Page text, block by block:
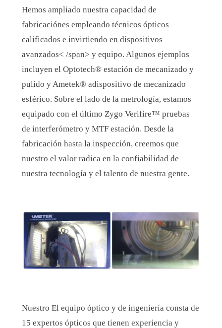
Hemos ampliado nuestra capacidad de
fabricaciónes empleandotécnicos ópticos
calificadose invirtiendo en dispositivos
avanzados< /span> y equipo. Algunos ejemplos
incluyen el Optotech® estación de mecanizado y
pulido y Ametek®adispositivo de mecanizado
esférico. Sobre el lado de la metrología, estamos
equipado con el último ZygoVerifire™ pruebas
de interferómetro y MTF estación. Desde la
fabricación hasta la inspección, creemosque
nuestro el valor radica en la confiabilidad de
nuestra tecnología y el talento de nuestra gente.
Nuestro El equipo óptico y de ingeniería consta de
15 expertos ópticos quetienen experiencia y